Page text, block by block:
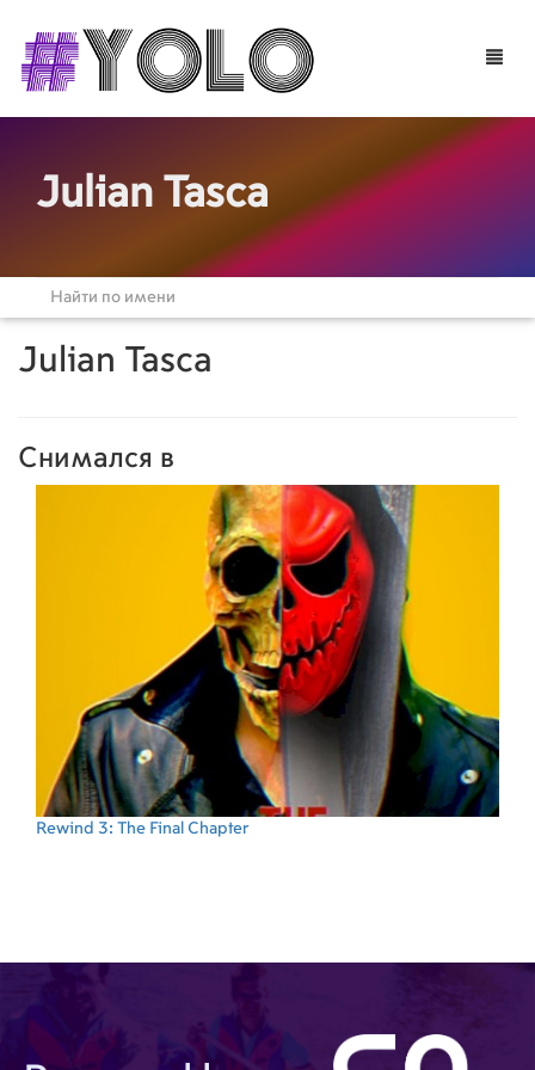
Toggle
Julian Tasca
Julian Tasca
Снимался в
Rewind 3: The Final Chapter